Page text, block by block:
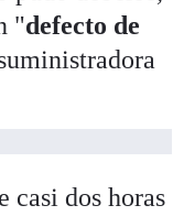
"defecto de
casi dos horas